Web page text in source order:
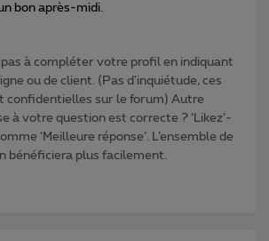
bon après-midi.
à compléter votre profil en indiquant
ou de client. (Pas d'inquiétude, ces
confidentielles sur le forum) Autre
à votre question est correcte ? ‘Likez’-
‘Meilleure réponse’. L’ensemble de
bénéficiera plus facilement.